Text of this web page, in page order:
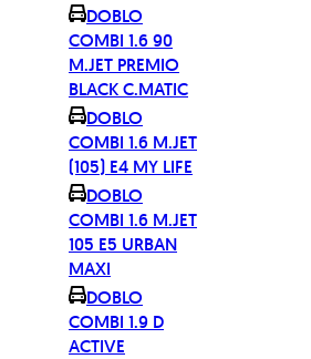
DOBLO
COMBI 1.6 90
M.JET PREMIO
BLACK C.MATIC
DOBLO
COMBI 1.6 M.JET
(105) E4 MY LIFE
DOBLO
COMBI 1.6 M.JET
105 E5 URBAN
MAXI
DOBLO
COMBI 1.9 D
ACTIVE